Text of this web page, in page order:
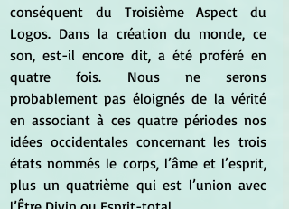
conséquent du Troisième Aspect du
Logos. Dans la création du monde, ce
son, est-il encore dit, a été proféré en
quatre fois. Nous ne serons
probablement pas éloignés de la vérité
en associant à ces quatre périodes nos
idées occidentales concernant les trois
états nommés le corps, l’âme et l’esprit,
plus un quatrième qui est l’union avec